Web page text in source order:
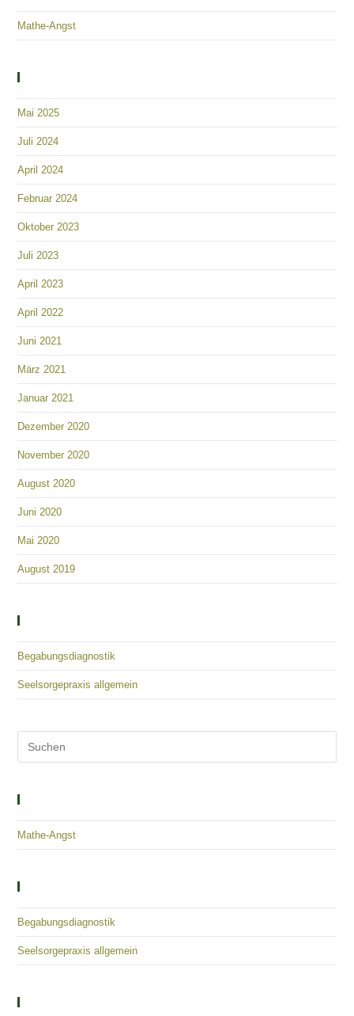
Mathe-Angst
Mai 2025
Juli 2024
April 2024
Februar 2024
Oktober 2023
Juli 2023
April 2023
April 2022
Juni 2021
März 2021
Januar 2021
Dezember 2020
November 2020
August 2020
Juni 2020
Mai 2020
August 2019
Begabungsdiagnostik
Seelsorgepraxis allgemein
Mathe-Angst
Begabungsdiagnostik
Seelsorgepraxis allgemein